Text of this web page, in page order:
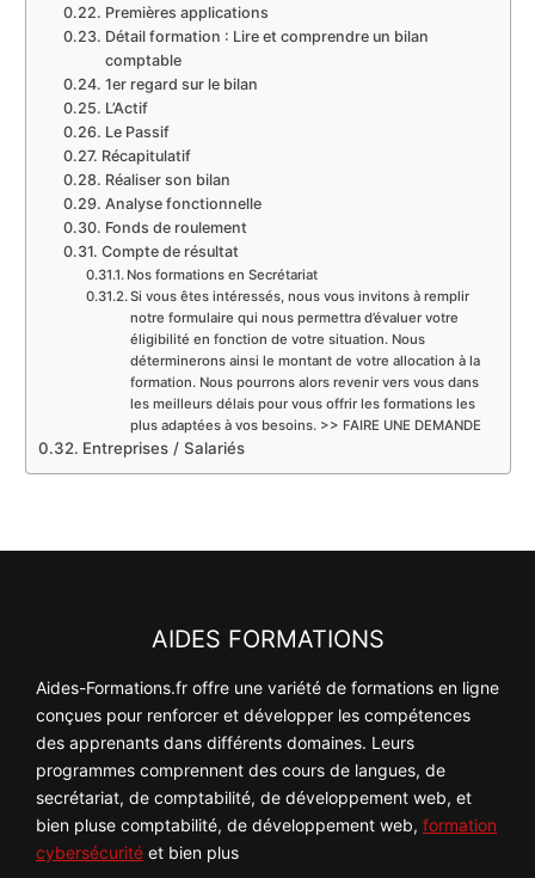
Premières applications
Détail formation : Lire et comprendre un bilan
comptable
1er regard sur le bilan
L’Actif
Le Passif
Récapitulatif
Réaliser son bilan
Analyse fonctionnelle
Fonds de roulement
Compte de résultat
Nos formations en Secrétariat
Si vous êtes intéressés, nous vous invitons à remplir
notre formulaire qui nous permettra d’évaluer votre
éligibilité en fonction de votre situation. Nous
déterminerons ainsi le montant de votre allocation à la
formation. Nous pourrons alors revenir vers vous dans
les meilleurs délais pour vous offrir les formations les
plus adaptées à vos besoins. >> FAIRE UNE DEMANDE
Entreprises / Salariés
AIDES FORMATIONS
Aides-Formations.fr offre une variété de formations en ligne
conçues pour renforcer et développer les compétences
des apprenants dans différents domaines. Leurs
programmes comprennent des cours de langues, de
secrétariat, de comptabilité, de développement web, et
bien pluse comptabilité, de développement web, formation
cybersécurité et bien plus